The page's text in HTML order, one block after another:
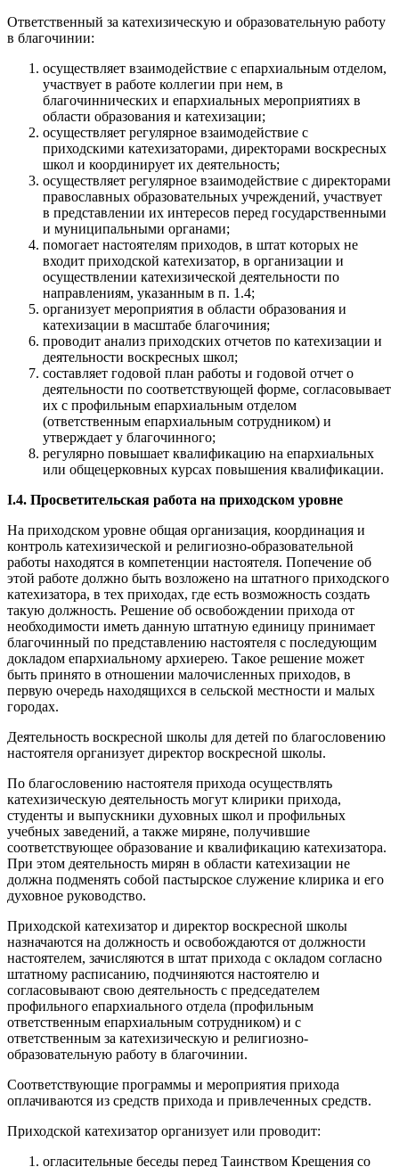
Ответственный за катехизическую и образовательную работу
в благочинии:
осуществляет взаимодействие с епархиальным отделом,
участвует в работе коллегии при нем, в
благочиннических и епархиальных мероприятиях в
области образования и катехизации;
осуществляет регулярное взаимодействие с
приходскими катехизаторами, директорами воскресных
школ и координирует их деятельность;
осуществляет регулярное взаимодействие с директорами
православных образовательных учреждений, участвует
в представлении их интересов перед государственными
и муниципальными органами;
помогает настоятелям приходов, в штат которых не
входит приходской катехизатор, в организации и
осуществлении катехизической деятельности по
направлениям, указанным в п. 1.4;
организует мероприятия в области образования и
катехизации в масштабе благочиния;
проводит анализ приходских отчетов по катехизации и
деятельности воскресных школ;
составляет годовой план работы и годовой отчет о
деятельности по соответствующей форме, согласовывает
их с профильным епархиальным отделом
(ответственным епархиальным сотрудником) и
утверждает у благочинного;
регулярно повышает квалификацию на епархиальных
или общецерковных курсах повышения квалификации.
I.4. Просветительская работа на приходском уровне
На приходском уровне общая организация, координация и
контроль катехизической и религиозно-образовательной
работы находятся в компетенции настоятеля. Попечение об
этой работе должно быть возложено на штатного приходского
катехизатора, в тех приходах, где есть возможность создать
такую должность. Решение об освобождении прихода от
необходимости иметь данную штатную единицу принимает
благочинный по представлению настоятеля с последующим
докладом епархиальному архиерею. Такое решение может
быть принято в отношении малочисленных приходов, в
первую очередь находящихся в сельской местности и малых
городах.
Деятельность воскресной школы для детей по благословению
настоятеля организует директор воскресной школы.
По благословению настоятеля прихода осуществлять
катехизическую деятельность могут клирики прихода,
студенты и выпускники духовных школ и профильных
учебных заведений, а также миряне, получившие
соответствующее образование и квалификацию катехизатора.
При этом деятельность мирян в области катехизации не
должна подменять собой пастырское служение клирика и его
духовное руководство.
Приходской катехизатор и директор воскресной школы
назначаются на должность и освобождаются от должности
настоятелем, зачисляются в штат прихода с окладом согласно
штатному расписанию, подчиняются настоятелю и
согласовывают свою деятельность с председателем
профильного епархиального отдела (профильным
ответственным епархиальным сотрудником) и с
ответственным за катехизическую и религиозно-
образовательную работу в благочинии.
Соответствующие программы и мероприятия прихода
оплачиваются из средств прихода и привлеченных средств.
Приходской катехизатор организует или проводит:
огласительные беседы перед Таинством Крещения со